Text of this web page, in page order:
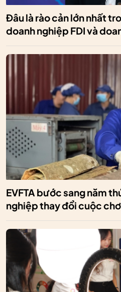
Đâu là rào cản lớn nhất
doanh nghiệp FDI và
EVFTA bước sang năm
nghiệp thay đổi cuộc